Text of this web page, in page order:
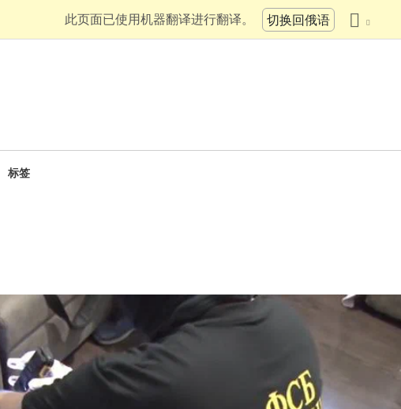
此页面已使用机器翻译进行翻译。 切换回俄语
标签